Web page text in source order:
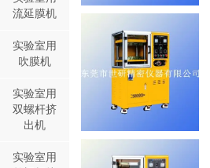
流延膜机
实验室用
吹膜机
实验室用
双螺杆挤
出机
实验室用